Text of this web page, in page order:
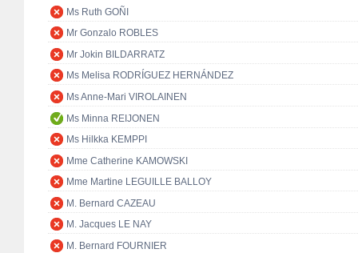
Ms Ruth GOÑI
Mr Gonzalo ROBLES
Mr Jokin BILDARRATZ
Ms Melisa RODRÍGUEZ HERNÁNDEZ
Ms Anne-Mari VIROLAINEN
Ms Minna REIJONEN
Ms Hilkka KEMPPI
Mme Catherine KAMOWSKI
Mme Martine LEGUILLE BALLOY
M. Bernard CAZEAU
M. Jacques LE NAY
M. Bernard FOURNIER